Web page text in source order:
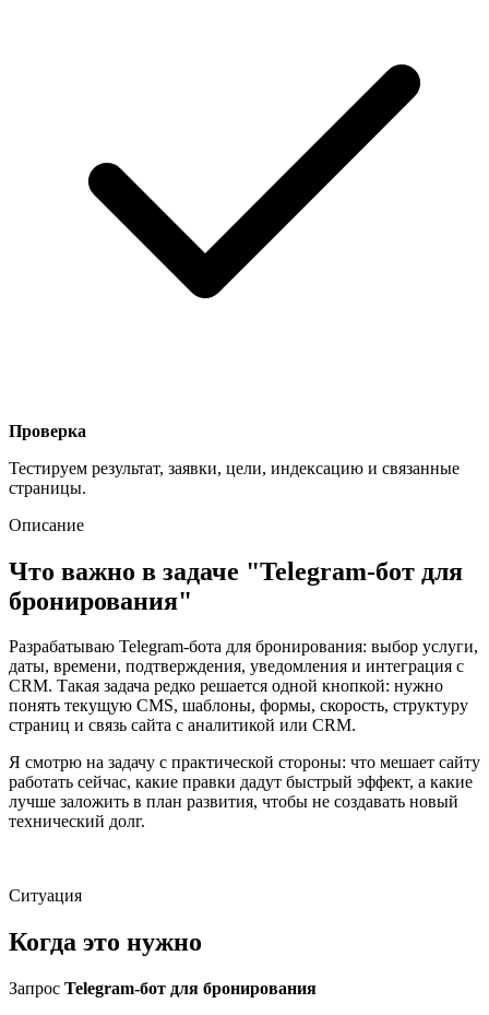
Проверка
Тестируем результат, заявки, цели, индексацию и связанные
страницы.
Описание
Что важно в задаче "Telegram-бот для
бронирования"
Разрабатываю Telegram-бота для бронирования: выбор услуги,
даты, времени, подтверждения, уведомления и интеграция с
CRM. Такая задача редко решается одной кнопкой: нужно
понять текущую CMS, шаблоны, формы, скорость, структуру
страниц и связь сайта с аналитикой или CRM.
Я смотрю на задачу с практической стороны: что мешает сайту
работать сейчас, какие правки дадут быстрый эффект, а какие
лучше заложить в план развития, чтобы не создавать новый
технический долг.
Ситуация
Когда это нужно
Запрос Telegram-бот для бронирования